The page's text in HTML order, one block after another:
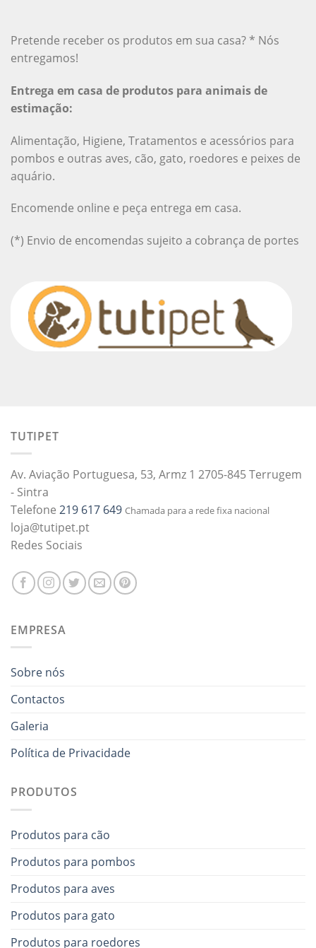
Pretende receber os produtos em sua casa? * Nós
entregamos!
Entrega em casa de produtos para animais de
estimação:
Alimentação, Higiene, Tratamentos e acessórios para
pombos e outras aves, cão, gato, roedores e peixes de
aquário.
Encomende online e peça entrega em casa.
(*) Envio de encomendas sujeito a cobrança de portes
TUTIPET
Av. Aviação Portuguesa, 53, Armz 1 2705-845 Terrugem
- Sintra
Telefone 219 617 649 Chamada para a rede fixa nacional
loja@tutipet.pt
Redes Sociais
EMPRESA
Sobre nós
Contactos
Galeria
Política de Privacidade
PRODUTOS
Produtos para cão
Produtos para pombos
Produtos para aves
Produtos para gato
Produtos para roedores